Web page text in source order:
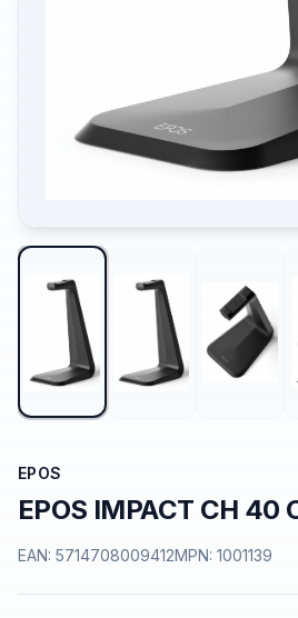
EPOS
EPOS IMPACT CH 40
EAN: 5714708009412MPN: 1001139